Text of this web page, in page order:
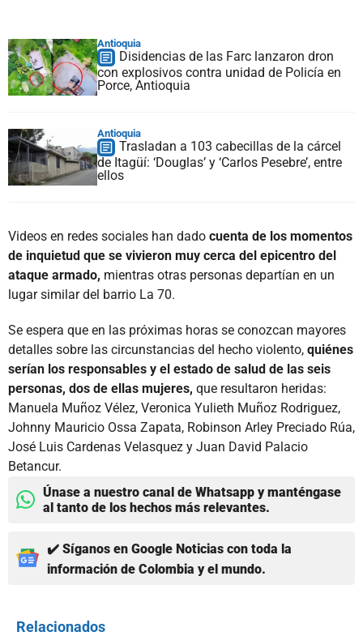
Antioquia
Disidencias de las Farc lanzaron dron
con explosivos contra unidad de Policía en
Porce, Antioquia
Antioquia
Trasladan a 103 cabecillas de la cárcel
de Itagüí: ‘Douglas’ y ‘Carlos Pesebre’, entre
ellos
Videos en redes sociales han dado cuenta de los momentos
de inquietud que se vivieron muy cerca del epicentro del
ataque armado, mientras otras personas departían en un
lugar similar del barrio La 70.
Se espera que en las próximas horas se conozcan mayores
detalles sobre las circunstancias del hecho violento, quiénes
serían los responsables y el estado de salud de las seis
personas, dos de ellas mujeres, que resultaron heridas:
Manuela Muñoz Vélez, Veronica Yulieth Muñoz Rodriguez,
Johnny Mauricio Ossa Zapata, Robinson Arley Preciado Rúa,
José Luis Cardenas Velasquez y Juan David Palacio
Betancur.
Únase a nuestro canal de Whatsapp y manténgase
al tanto de los hechos más relevantes.
✔️ Síganos en Google Noticias con toda la
información de Colombia y el mundo.
Relacionados